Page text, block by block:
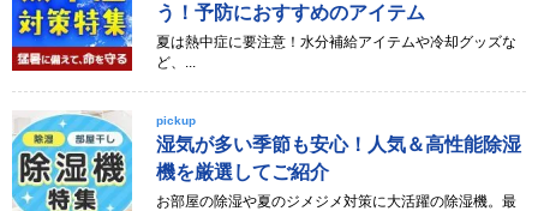
う！予防におすすめのアイテム
夏は熱中症に要注意！水分補給アイテムや冷却グッズな
ど、...
pickup
湿気が多い季節も安心！人気＆高性能除湿
機を厳選してご紹介
お部屋の除湿や夏のジメジメ対策に大活躍の除湿機。最